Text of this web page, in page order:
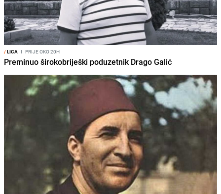
/LICA I PRIJE OKO 20H
Preminuo širokobriješki poduzetnik Drago Galić